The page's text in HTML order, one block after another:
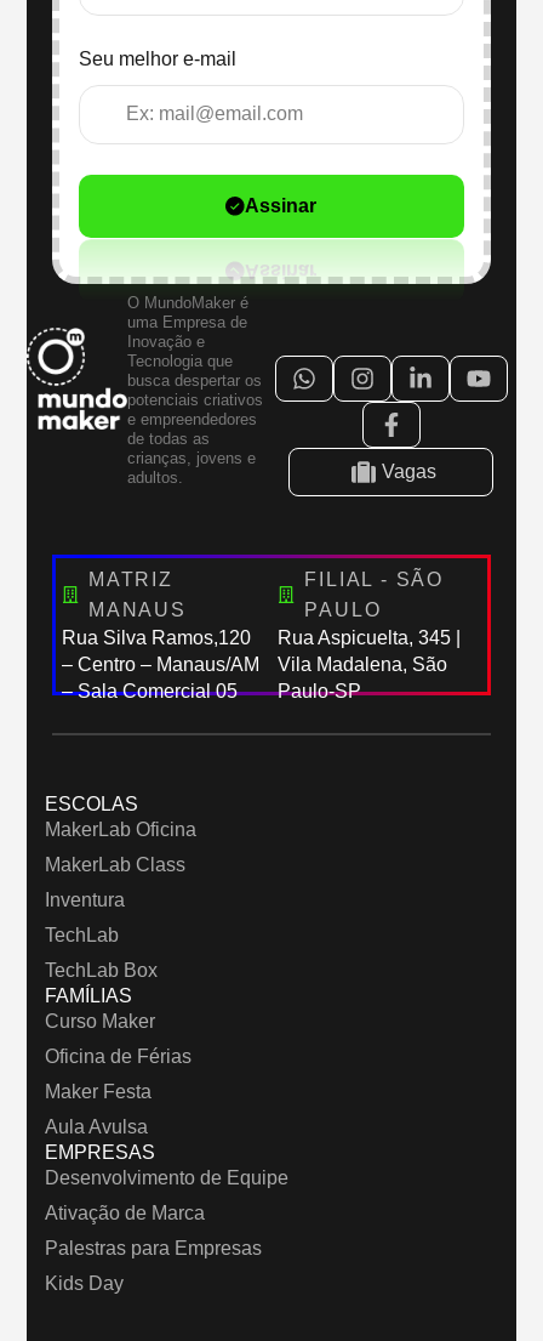
Seu melhor e-mail
Assinar
O MundoMaker é
uma Empresa de
Inovação e
Tecnologia que
busca despertar os
potenciais criativos
e empreendedores
de todas as
crianças, jovens e
adultos.
Vagas
MATRIZ
MANAUS
Rua Silva Ramos,120
– Centro – Manaus/AM
– Sala Comercial 05
FILIAL - SÃO
PAULO
Rua Aspicuelta, 345 |
Vila Madalena, São
Paulo-SP
ESCOLAS
MakerLab Oficina
MakerLab Class
Inventura
TechLab
TechLab Box
FAMÍLIAS
Curso Maker
Oficina de Férias
Maker Festa
Aula Avulsa
EMPRESAS
Desenvolvimento de Equipe
Ativação de Marca
Palestras para Empresas
Kids Day